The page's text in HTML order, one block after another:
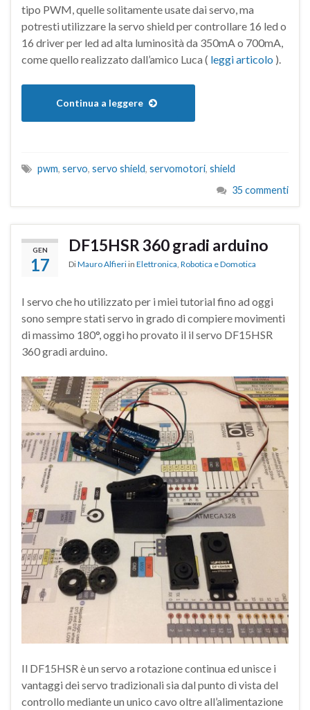
tipo PWM, quelle solitamente usate dai servo, ma
potresti utilizzare la servo shield per controllare 16 led o
16 driver per led ad alta luminosità da 350mA o 700mA,
come quello realizzato dall’amico Luca ( leggi articolo ).
Continua a leggere
pwm, servo, servo shield, servomotori, shield
35 commenti
GEN
17
DF15HSR 360 gradi arduino
DiMauro Alfieri in Elettronica Robotica e Domotica
I servo che ho utilizzato per i miei tutorial fino ad oggi
sono sempre stati servo in grado di compiere movimenti
di massimo 180°, oggi ho provato il il servo DF15HSR
360 gradi arduino.
Il DF15HSR è un servo a rotazione continua ed unisce i
vantaggi dei servo tradizionali sia dal punto di vista del
controllo mediante un unico cavo oltre all’alimentazione